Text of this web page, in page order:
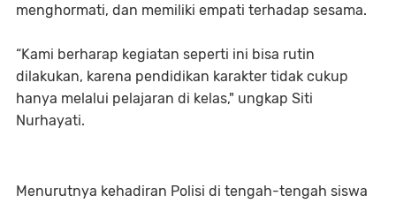
menghormati, dan memiliki empati terhadap sesama.
“Kami berharap kegiatan seperti ini bisa rutin
dilakukan, karena pendidikan karakter tidak cukup
hanya melalui pelajaran di kelas," ungkap Siti
Nurhayati.
Menurutnya kehadiran Polisi di tengah-tengah siswa